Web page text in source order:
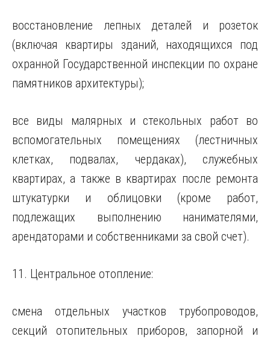
восстановление лепных деталей и розеток
(включая квартиры зданий, находящихся под
охранной Государственной инспекции по охране
памятников архитектуры);
все виды малярных и стекольных работ во
вспомогательных помещениях (лестничных
клетках, подвалах, чердаках), служебных
квартирах, а также в квартирах после ремонта
штукатурки и облицовки (кроме работ,
подлежащих выполнению нанимателями,
арендаторами и собственниками за свой счет).
11. Центральное отопление:
смена отдельных участков трубопроводов,
секций отопительных приборов, запорной и